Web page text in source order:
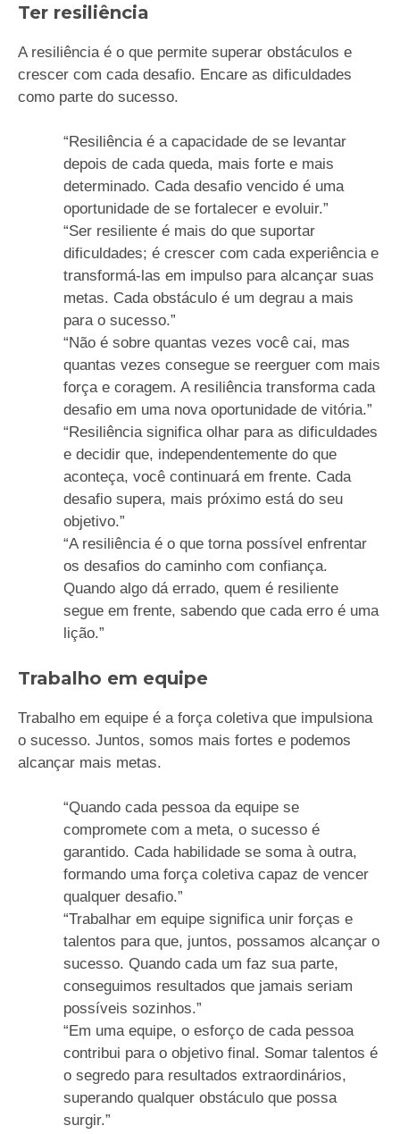
Ter resiliência
A resiliência é o que permite superar obstáculos e
crescer com cada desafio. Encare as dificuldades
como parte do sucesso.
“Resiliência é a capacidade de se levantar
depois de cada queda, mais forte e mais
determinado. Cada desafio vencido é uma
oportunidade de se fortalecer e evoluir.”
“Ser resiliente é mais do que suportar
dificuldades; é crescer com cada experiência e
transformá-las em impulso para alcançar suas
metas. Cada obstáculo é um degrau a mais
para o sucesso.”
“Não é sobre quantas vezes você cai, mas
quantas vezes consegue se reerguer com mais
força e coragem. A resiliência transforma cada
desafio em uma nova oportunidade de vitória.”
“Resiliência significa olhar para as dificuldades
e decidir que, independentemente do que
aconteça, você continuará em frente. Cada
desafio supera, mais próximo está do seu
objetivo.”
“A resiliência é o que torna possível enfrentar
os desafios do caminho com confiança.
Quando algo dá errado, quem é resiliente
segue em frente, sabendo que cada erro é uma
lição.”
Trabalho em equipe
Trabalho em equipe é a força coletiva que impulsiona
o sucesso. Juntos, somos mais fortes e podemos
alcançar mais metas.
“Quando cada pessoa da equipe se
compromete com a meta, o sucesso é
garantido. Cada habilidade se soma à outra,
formando uma força coletiva capaz de vencer
qualquer desafio.”
“Trabalhar em equipe significa unir forças e
talentos para que, juntos, possamos alcançar o
sucesso. Quando cada um faz sua parte,
conseguimos resultados que jamais seriam
possíveis sozinhos.”
“Em uma equipe, o esforço de cada pessoa
contribui para o objetivo final. Somar talentos é
o segredo para resultados extraordinários,
superando qualquer obstáculo que possa
surgir.”